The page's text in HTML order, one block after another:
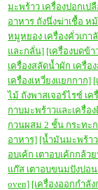
มะพร้าว เครื่องปอกเป
อาหาร ถังนึ่งฆ่าเชื้อ ห
หมูหยอง เครื่องคั่วเกา
และกลั่น] [เครื่องบดข้
เครื่องสลัดน้ำผัก เครื่อ
เครื่องเหวี่ยงแยกกาก] [
ไม้ ถังพาสเจอร์ไรซ์ เค
กาบมะพร้าวและเครื่อง
กวนผสม 2 ชั้น กระทะ
อาหาร] [น้ำมันมะพร้า
อบเค้ก เตาอบเค้กกล้ว
แก๊ส เตาอบขนมปังปอน
oven] [เครื่องออกกำลั